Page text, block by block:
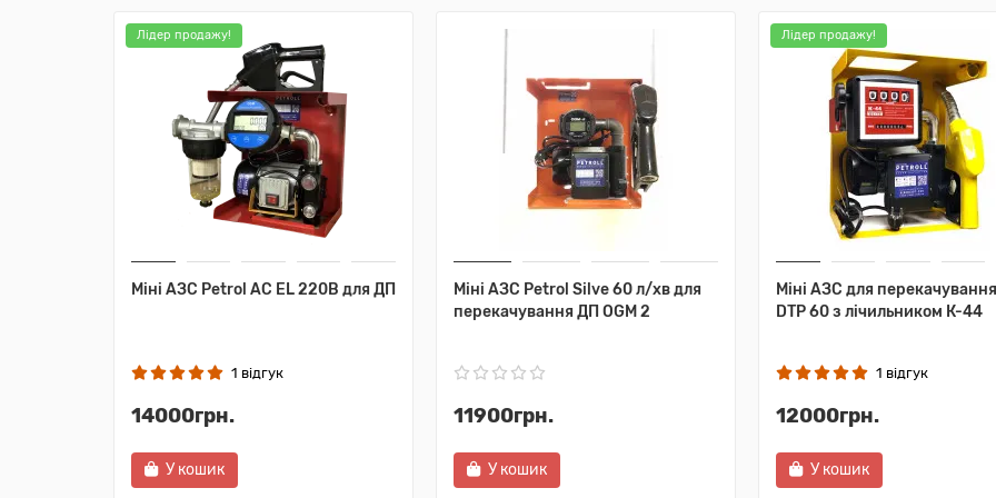
Лідер продажу!
Міні АЗС Petrol AC EL 220В для ДП
1 відгук
14000грн.
У кошик
Міні АЗС Petrol Silve 60 л/хв для
перекачування ДП OGM 2
11900грн.
У кошик
Лідер продажу!
Міні АЗС для
DTP 60 з лічильником К-44
1 відгук
12000грн.
У кошик